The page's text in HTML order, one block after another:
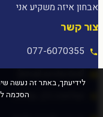
אבחון איזה משקיע אני
צור קשר
077-6070355
הסכמה